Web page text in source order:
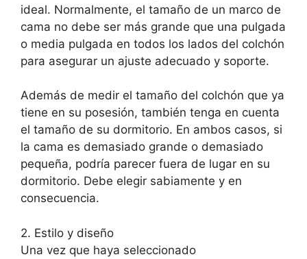
ideal. Normalmente, el tamaño de un marco de
cama no debe ser más grande que una pulgada
o media pulgada en todos los lados del colchón
para asegurar un ajuste adecuado y soporte.
Además de medir el tamaño del colchón que ya
tiene en su posesión, también tenga en cuenta
el tamaño de su dormitorio. En ambos casos, si
la cama es demasiado grande o demasiado
pequeña, podría parecer fuera de lugar en su
dormitorio. Debe elegir sabiamente y en
consecuencia.
2. Estilo y diseño
Una vez que haya seleccionado